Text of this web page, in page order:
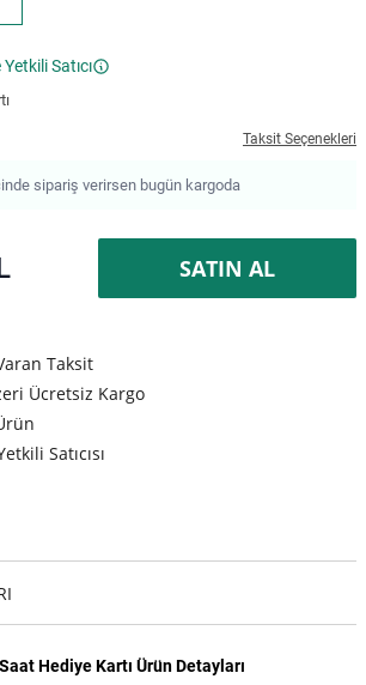
Satıcı
Taksit Seçenekleri
sipariş verirsen bugün kargoda
SATIN AL
Taksit
Ücretsiz Kargo
Satıcısı
Hediye Kartı Ürün Detayları